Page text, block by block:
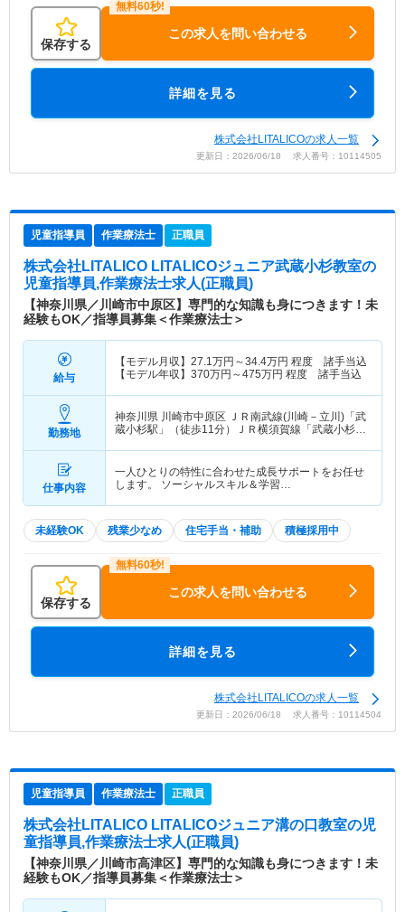
保存する
この求人を問い合わせる
詳細を見る
株式会社LITALICOの求人一覧
更新日：2026/06/18 求人番号：10114505
児童指導員 作業療法士 正職員
株式会社LITALICO LITALICOジュニア武蔵小杉教室の
児童指導員,作業療法士求人(正職員)
【神奈川県／川崎市中原区】専門的な知識も身につきます！未
経験もOK／指導員募集＜作業療法士＞
給与
【モデル月収】 27.1万円～34.4万円 程度 諸手当込
【モデル年収】 370万円～475万円 程度 諸手当込
勤務地
神奈川県 川崎市中原区 ＪＲ南武線(川崎－立川)「武
蔵小杉駅」（徒歩11分）ＪＲ横須賀線「武蔵小杉
仕事内容
一人ひとりの特性に合わせた成長サポートをお任せ
します。 ソーシャルスキル＆学習…
未経験OK 残業少なめ 住宅手当・補助 積極採用中
保存する
この求人を問い合わせる
詳細を見る
株式会社LITALICOの求人一覧
更新日：2026/06/18 求人番号：10114504
児童指導員 作業療法士 正職員
株式会社LITALICO LITALICOジュニア溝の口教室の児
童指導員,作業療法士求人(正職員)
【神奈川県／川崎市高津区】専門的な知識も身につきます！未
経験もOK／指導員募集＜作業療法士＞